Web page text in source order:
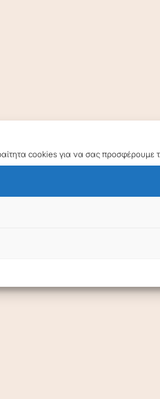
cookies για να σας προσφέρουμε